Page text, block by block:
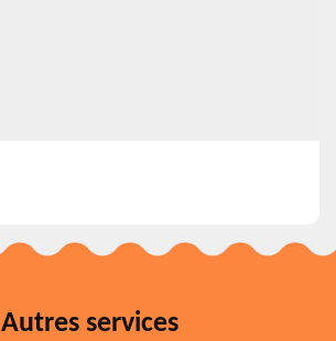
Autres services